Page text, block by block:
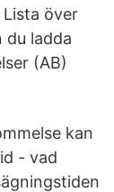
över
du ladda
(AB)
kan
- vad